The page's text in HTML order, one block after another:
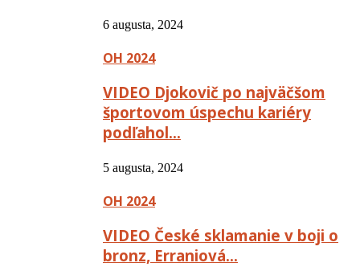
6 augusta, 2024
OH 2024
VIDEO Djokovič po najväčšom
športovom úspechu kariéry
podľahol…
5 augusta, 2024
OH 2024
VIDEO České sklamanie v boji o
bronz, Erraniová…